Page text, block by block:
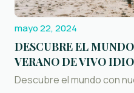
mayo 22, 2024
DESCUBRE EL
VERANO DE VIVO
Descubre el mundo con